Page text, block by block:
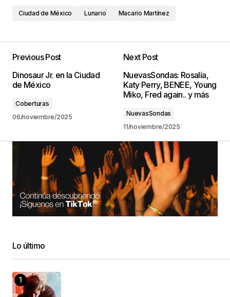
Ciudad de México Lunario Macario Martínez
Previous Post
Dinosaur Jr. en la Ciudad
de México
Coberturas
06/noviembre/2025
Next Post
NuevasSondas: Rosalía,
Katy Perry, BENEE, Young
Miko, Fred again.. y más
NuevasSondas
11/noviembre/2025
Lo último